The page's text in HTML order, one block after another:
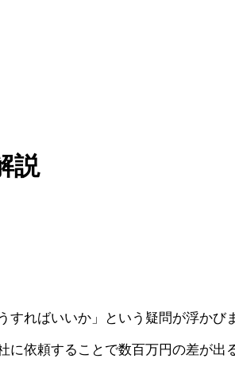
説
ればいいか」という疑問が浮かび
依頼することで数百万円の差が出